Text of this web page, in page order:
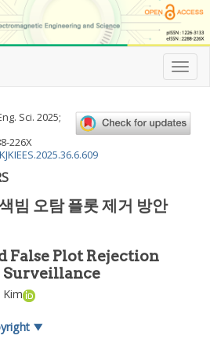
T
o
l
e
Sci. 2025;
226X
빔 오탐 플롯 제거 방안
False Plot Rejection
Surveillance
Kim
▼